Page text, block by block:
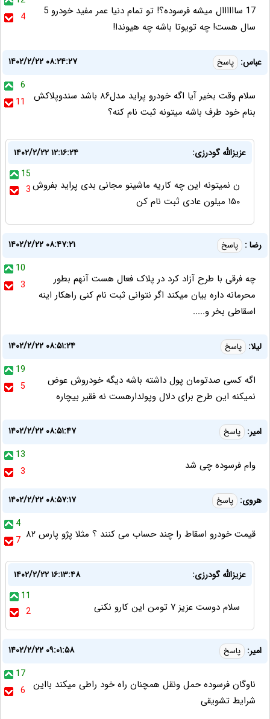
4
17 ساااااال میشه فرسوده؟! تو تمام دنیا عمر مفید خودرو 5
سال هست! چه تویوتا باشه چه هیوندا!
عباس: پاسخ
۱۴۰۲/۲/۲۲ ۰۸:۲۴:۲۷
6
11
سلام وقت بخیر آیا اگه خودرو پراید مدل۸۶ باشد سندوپلاکش
بنام خود طرف باشه میتونه ثبت نام کنه؟
عزیزالله گودرزی:
۱۴۰۲/۲/۲۲ ۱۲:۱۶:۲۴
15
3ن نمیتونه این چه کاریه ماشینو مجانی بدی پراید بفروش
۱۵۰ میلون عادی ثبت نام کن
رضا : پاسخ
۱۴۰۲/۲/۲۲ ۰۸:۴۷:۲۱
10
3
چه فرقی با طرح آزاد کرد در پلاک فعال هست آنهم بطور
محرمانه داره بیان میکند اگر نتوانی ثبت نام کنی راهکار اینه
اسقاطی بخر و.....
لیلا: پاسخ
۱۴۰۲/۲/۲۲ ۰۸:۵۱:۲۴
19
5
اگه کسی صدتومان پول داشته باشه دیگه خودروش عوض
نمیکنه این طرح برای دلال وپولدارهست نه فقیر بیچاره
امیر: پاسخ
۱۴۰۲/۲/۲۲ ۰۸:۵۱:۴۷
13
3
وام فرسوده چی شد
هروی: پاسخ
۱۴۰۲/۲/۲۲ ۰۸:۵۷:۱۷
4
7
قیمت خودرو اسقاط را چند حساب می کنند ؟ مثلا پژو پارس ۸۲
عزیزالله گودرزی:
۱۴۰۲/۲/۲۲ ۱۶:۱۳:۴۸
11
2
سلام دوست عزیز ۷ تومن این کارو نکنی
امیر: پاسخ
۱۴۰۲/۲/۲۲ ۰۹:۰۱:۵۸
17
6
ناوگان فرسوده حمل ونقل همچنان راه خود راطی میکند بااین
شرایط تشویقی